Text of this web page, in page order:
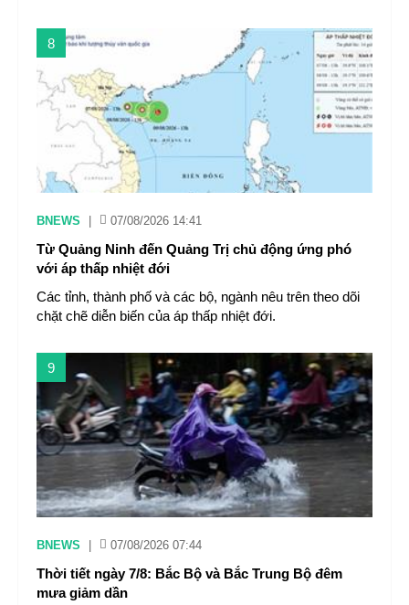
8
BNEWS 07/08/2026 14:41
Từ Quảng Ninh đến Quảng Trị chủ động ứng phó
với áp thấp nhiệt đới
Các tỉnh, thành phố và các bộ, ngành nêu trên theo dõi
chặt chẽ diễn biến của áp thấp nhiệt đới.
9
BNEWS 07/08/2026 07:44
Thời tiết ngày 7/8: Bắc Bộ và Bắc Trung Bộ đêm
mưa giảm dần